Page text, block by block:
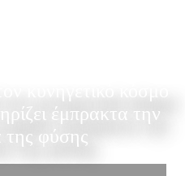
έμπρακτα την
της φύσης